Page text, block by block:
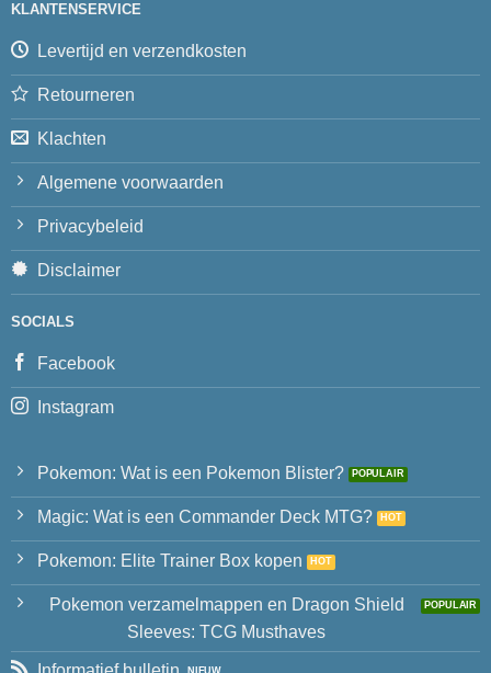
KLANTENSERVICE
Levertijd en verzendkosten
Retourneren
Klachten
Algemene voorwaarden
Privacybeleid
Disclaimer
SOCIALS
Facebook
Instagram
Pokemon: Wat is een Pokemon Blister?
Magic: Wat is een Commander Deck MTG?
Pokemon: Elite Trainer Box kopen
Pokemon verzamelmappen en Dragon Shield
Sleeves: TCG Musthaves